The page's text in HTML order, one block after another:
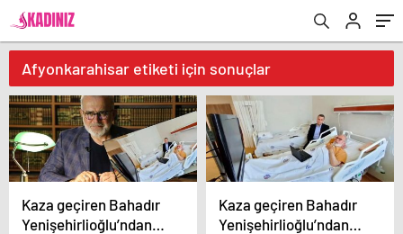
Afyonkarahisar etiketi için sonuçlar
Kaza geçiren Bahadır
Yenişehirlioğlu’ndan
Kaza geçiren Bahadır
Yenişehirlioğlu’ndan